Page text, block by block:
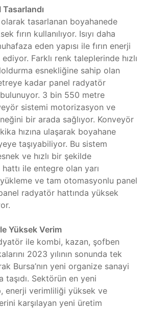
tasarlanan boyahanede
fırın kullanılıyor. Isıyı daha
eden yapısı ile fırın enerji
ediyor. Farklı renk taleplerinde hızlı
esnekliğine sahip olan
kadar panel radyatör
3 bin 550 metre
sistemi motorizasyon ve
bir arada sağlıyor. Konveyör
hızına ulaşarak boyahane
taşıyabiliyor. Bu sistem
ve hızlı bir şekilde
ile entegre olan yarı
ve tam otomasyonlu panel
radyatör hattında yüksek
Yüksek Verim
ile kombi, kazan, şofben
2023 yılının sonunda tek
Bursa’nın yeni organize sanayi
taşıdı. Sektörün en yeni
enerji verimliliği yüksek ve
karşılayan yeni üretim